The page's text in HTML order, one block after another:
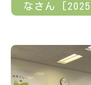
なさん